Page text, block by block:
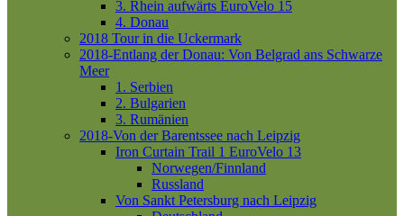
3. Rhein aufwärts EuroVelo 15
4. Donau
2018 Tour in die Uckermark
2018-Entlang der Donau: Von Belgrad ans Schwarze
Meer
1. Serbien
2. Bulgarien
3. Rumänien
2018-Von der Barentssee nach Leipzig
Iron Curtain Trail 1 EuroVelo 13
Norwegen/Finnland
Russland
Von Sankt Petersburg nach Leipzig